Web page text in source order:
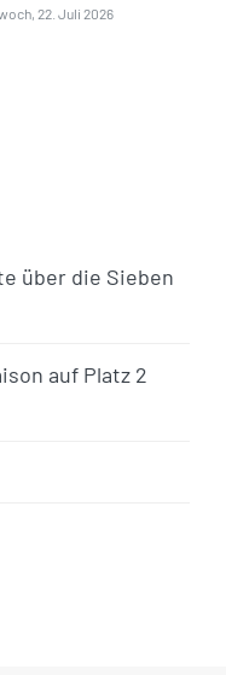
22. Juli 2026
über die Sieben
auf Platz 2